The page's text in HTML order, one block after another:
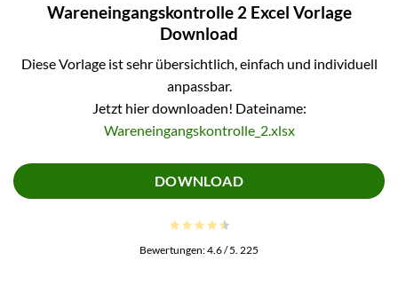
Wareneingangskontrolle 2 Excel Vorlage
Download
Diese Vorlage ist sehr übersichtlich, einfach und individuell
anpassbar.
Jetzt hier downloaden! Dateiname:
Wareneingangskontrolle_2.xlsx
DOWNLOAD
Bewertungen:4.6/ 5. 225